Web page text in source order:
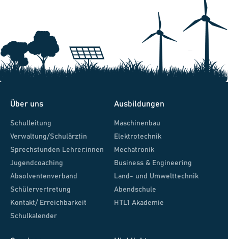
Über uns
Schulleitung
Verwaltung/Schulärztin
Sprechstunden Lehrer:innen
Jugendcoaching
Absolventenverband
Schülervertretung
Kontakt/ Erreichbarkeit
Schulkalender
Ausbildungen
Maschinenbau
Elektrotechnik
Mechatronik
Business & Engineering
Land- und Umwelttechnik
Abendschule
HTL1 Akademie